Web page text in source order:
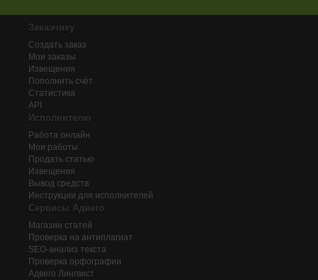
Заказчику
Создать заказ
Мои заказы
Извещения
Пополнить счёт
Статистика
API
Исполнителю
Работа онлайн
Мои работы
Продать статью
Извещения
Вывод средств
Инструкции для исполнителей
Сервисы Адвего
Магазин статей
Проверка на антиплагиат
SEO-анализ текста
Проверка орфографии
Адвего Лингвист